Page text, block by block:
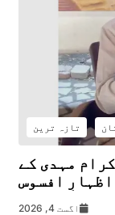
تازہ ترین
مہدی کے
اظہارِ افسوس
اگست 4, 2026